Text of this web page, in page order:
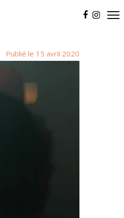
Publié le 15 avril 2020